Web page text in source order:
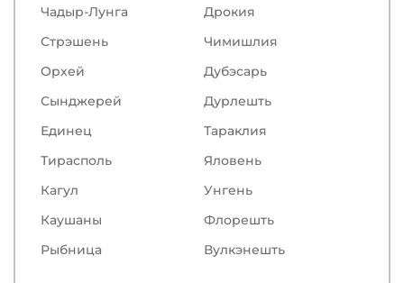
Чадыр-Лунга
Дрокия
Стрэшень
Чимишлия
Орхей
Дубэсарь
Сынджерей
Дурлешть
Единец
Тараклия
Тирасполь
Яловень
Кагул
Унгень
Каушаны
Флорешть
Рыбница
Вулкэнешть